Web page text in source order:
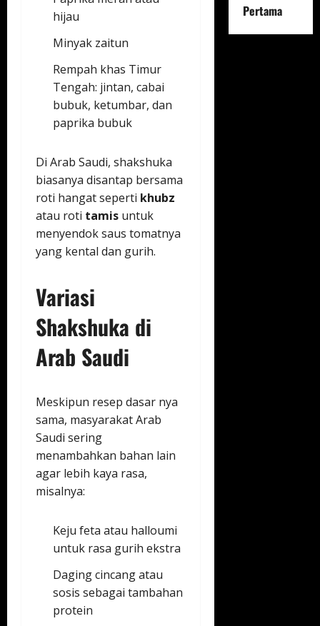
hijau
Minyak zaitun
Rempah khas Timur
Tengah: jintan, cabai
bubuk, ketumbar, dan
paprika bubuk
Di Arab Saudi, shakshuka
biasanya disantap bersama
roti hangat seperti khubz
atau roti tamis untuk
menyendok saus tomatnya
yang kental dan gurih.
Variasi
Shakshuka di
Arab Saudi
Meskipun resep dasar nya
sama, masyarakat Arab
Saudi sering
menambahkan bahan lain
agar lebih kaya rasa,
misalnya:
Keju feta atau halloumi
untuk rasa gurih ekstra
Daging cincang atau
sosis sebagai tambahan
protein
Pertama